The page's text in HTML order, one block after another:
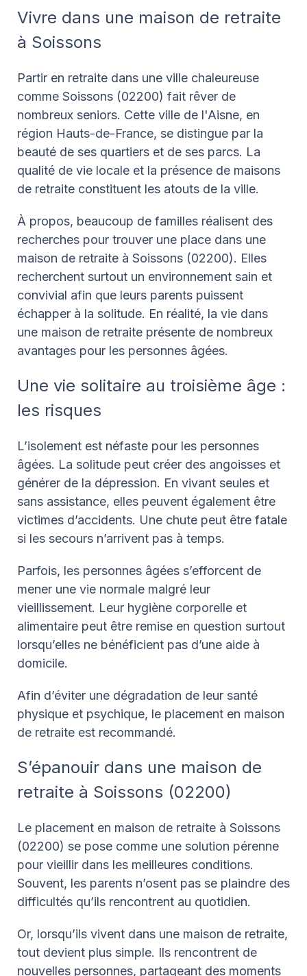
Vivre dans une maison de retraite
à Soissons
Partir en retraite dans une ville chaleureuse
comme Soissons (02200) fait rêver de
nombreux seniors. Cette ville de l'Aisne, en
région Hauts-de-France, se distingue par la
beauté de ses quartiers et de ses parcs. La
qualité de vie locale et la présence de maisons
de retraite constituent les atouts de la ville.
À propos, beaucoup de familles réalisent des
recherches pour trouver une place dans une
maison de retraite à Soissons (02200). Elles
recherchent surtout un environnement sain et
convivial afin que leurs parents puissent
échapper à la solitude. En réalité, la vie dans
une maison de retraite présente de nombreux
avantages pour les personnes âgées.
Une vie solitaire au troisième âge :
les risques
L’isolement est néfaste pour les personnes
âgées. La solitude peut créer des angoisses et
générer de la dépression. En vivant seules et
sans assistance, elles peuvent également être
victimes d’accidents. Une chute peut être fatale
si les secours n’arrivent pas à temps.
Parfois, les personnes âgées s’efforcent de
mener une vie normale malgré leur
vieillissement. Leur hygiène corporelle et
alimentaire peut être remise en question surtout
lorsqu’elles ne bénéficient pas d’une aide à
domicile.
Afin d’éviter une dégradation de leur santé
physique et psychique, le placement en maison
de retraite est recommandé.
S’épanouir dans une maison de
retraite à Soissons (02200)
Le placement en maison de retraite à Soissons
(02200) se pose comme une solution pérenne
pour vieillir dans les meilleures conditions.
Souvent, les parents n’osent pas se plaindre des
difficultés qu’ils rencontrent au quotidien.
Or, lorsqu’ils vivent dans une maison de retraite,
tout devient plus simple. Ils rencontrent de
nouvelles personnes, partageant des moments